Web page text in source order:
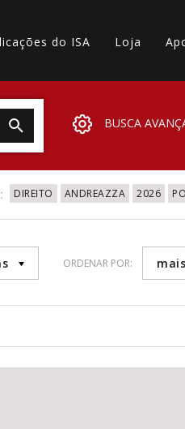
do ISA Loja
BUSCA
DIREITO ANDREAZZA 2026
ORDENAR POR: